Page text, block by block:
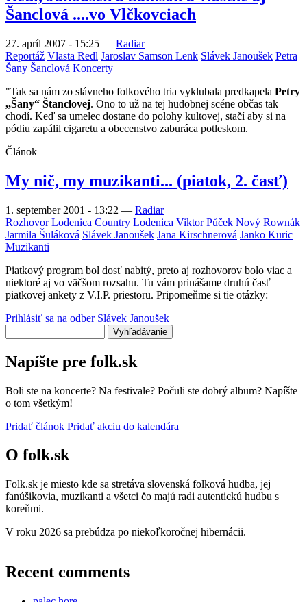
Šanclová ....vo Vlčkovciach
27. apríl 2007 - 15:25 — Radiar
Reportáž Vlasta Redl Jaroslav Samson Lenk Slávek Janoušek Petra
Šany Šanclová Koncerty
"Tak sa nám zo slávneho folkového tria vyklubala predkapela Petry
,,Šany“ Štanclovej. Ono to už na tej hudobnej scéne občas tak
chodí. Keď sa umelec dostane do polohy kultovej, stačí aby si na
pódiu zapálil cigaretu a obecenstvo zaburáca potleskom.
Článok
My nič, my muzikanti... (piatok, 2. časť)
1. september 2001 - 13:22 — Radiar
Rozhovor Lodenica Country Lodenica Viktor Půček Nový Rownák
Jarmila Šuláková Slávek Janoušek Jana Kirschnerová Janko Kuric
Muzikanti
Piatkový program bol dosť nabitý, preto aj rozhovorov bolo viac a
niektoré aj vo väčšom rozsahu. Tu vám prinášame druhú časť
piatkovej ankety z V.I.P. priestoru. Pripomeňme si tie otázky:
Prihlásiť sa na odber Slávek Janoušek
Napíšte pre folk.sk
Boli ste na koncerte? Na festivale? Počuli ste dobrý album? Napíšte
o tom všetkým!
Pridať článok Pridať akciu do kalendára
O folk.sk
Folk.sk je miesto kde sa stretáva slovenská folková hudba, jej
fanúšikovia, muzikanti a všetci čo majú radi autentickú hudbu s
koreňmi.
V roku 2026 sa prebúdza po niekoľkoročnej hibernácii.
Recent comments